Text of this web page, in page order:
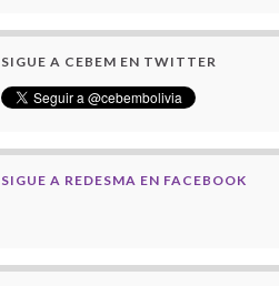
SIGUE A CEBEM EN TWITTER
SIGUE A REDESMA EN FACEBOOK